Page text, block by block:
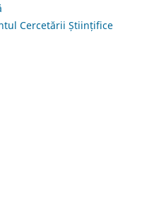
Cercetării Științifice